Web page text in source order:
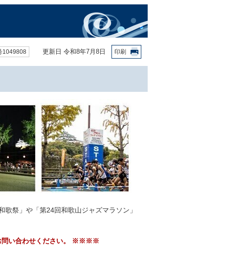
1049808 更新日 令和8年7月8日 印刷
祭」や「第24回和歌山ジャズマラソン」
問い合わせください。 ※※※※